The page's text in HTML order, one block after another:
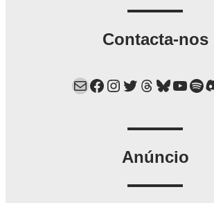
Contacta-nos
Mail Facebook Instagram Twitter Threads Bluesky YouTube Spotify Discord
Anúncio